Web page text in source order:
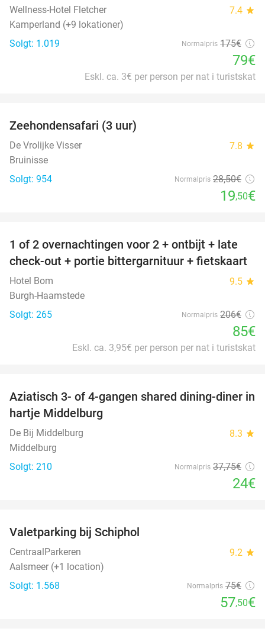
Wellness-Hotel Fletcher 7.4 star
Kamperland (+9 lokationer)
Solgt: 1.019
Normalpris 175€
79€
Eskl. ca. 3€ per person per nat i turistskat
Zeehondensafari (3 uur)
De Vrolijke Visser 7.8 star
Bruinisse
Solgt: 954
Normalpris 28,50€
19,50€
59%
1 of 2 overnachtingen voor 2 + ontbijt + late
check-out + portie bittergarnituur + fietskaart
Hotel Bom 9.5 star
Burgh-Haamstede
Solgt: 265
Normalpris 206€
85€
Eskl. ca. 3,95€ per person per nat i turistskat
36%
Aziatisch 3- of 4-gangen shared dining-diner in
hartje Middelburg
De Bij Middelburg 8.3 star
Middelburg
Solgt: 210
Normalpris 37,75€
24€
Valetparking bij Schiphol
CentraalParkeren 9.2 star
Aalsmeer (+1 location)
Solgt: 1.568
Normalpris 75€
57,50€